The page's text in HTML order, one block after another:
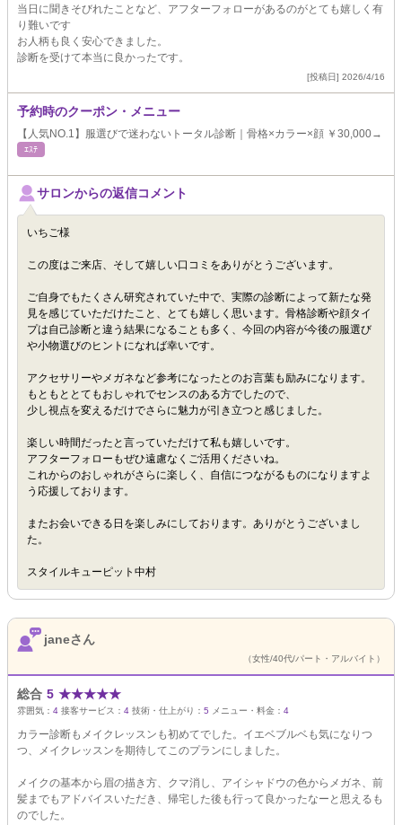
当日に聞きそびれたことなど、アフターフォローがあるのがとても嬉しく有
り難いです
お人柄も良く安心できました。
診断を受けて本当に良かったです。
[投稿日] 2026/4/16
予約時のクーポン・メニュー
【人気NO.1】服選びで迷わないトータル診断｜骨格×カラー×顔 ￥30,000→
ｴｽﾃ
サロンからの返信コメント
いちご様
この度はご来店、そして嬉しい口コミをありがとうございます。
ご自身でもたくさん研究されていた中で、実際の診断によって新たな発
見を感じていただけたこと、とても嬉しく思います。骨格診断や顔タイ
プは自己診断と違う結果になることも多く、今回の内容が今後の服選び
や小物選びのヒントになれば幸いです。
アクセサリーやメガネなど参考になったとのお言葉も励みになります。
もともととてもおしゃれでセンスのある方でしたので、
少し視点を変えるだけでさらに魅力が引き立つと感じました。
楽しい時間だったと言っていただけて私も嬉しいです。
アフターフォローもぜひ遠慮なくご活用くださいね。
これからのおしゃれがさらに楽しく、自信につながるものになりますよ
う応援しております。
またお会いできる日を楽しみにしております。ありがとうございまし
た。
スタイルキューピット中村
janeさん
（女性/40代/パート・アルバイト）
総合 5 ★★★★★
雰囲気： 4 接客サービス： 4 技術・仕上がり： 5 メニュー・料金： 4
カラー診断もメイクレッスンも初めてでした。イエベブルベも気になりつ
つ、メイクレッスンを期待してこのプランにしました。
メイクの基本から眉の描き方、クマ消し、アイシャドウの色からメガネ、前
髪までもアドバイスいただき、帰宅した後も行って良かったなーと思えるも
のでした。